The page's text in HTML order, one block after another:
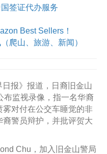
签证代办服务
Best Sellers！
爬山、旅游、新闻）
报》报道，日裔旧金山
布监视录像，指一名华裔
对付在公交车睡觉的非
警员辩护，并批评贺大
Chu，加入旧金山警局